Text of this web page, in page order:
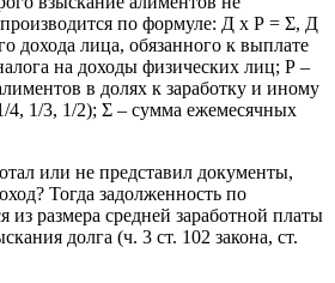
по формуле: Д х Р = Σ, Д
дохода лица, обязанного к выплате
на доходы физических лиц; Р –
в долях к заработку и иному
4, 1/3, 1/2); Σ – сумма ежемесячных
или не представил документы,
Тогда задолженность по
из размера средней заработной платы
долга (ч. 3 ст. 102 закона, ст.